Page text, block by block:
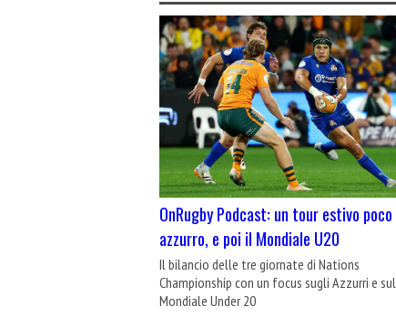
OnRugby Podcast: un tour estivo poco
azzurro, e poi il Mondiale U20
Il bilancio delle tre giornate di Nations
Championship con un focus sugli Azzurri e sul
Mondiale Under 20